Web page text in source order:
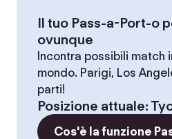
Il tuo Pass-a-Port-o
ovunque
Incontra possibili match
mondo. Parigi, Los
parti!
Posizione attuale:
Cos'è la funzione